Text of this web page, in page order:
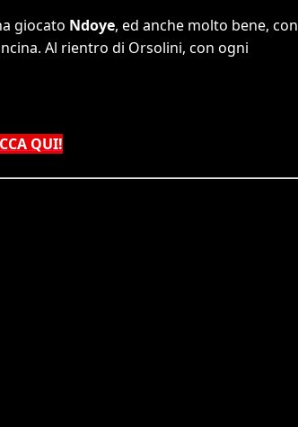
giocato Ndoye, ed anche molto bene, con
Al rientro di Orsolini, con ogni
QUI!